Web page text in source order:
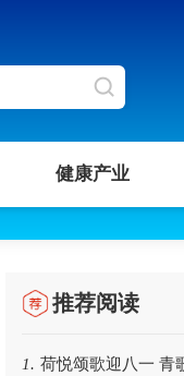
健康产业
推荐阅读
1. 荷悦颂歌迎八一 青